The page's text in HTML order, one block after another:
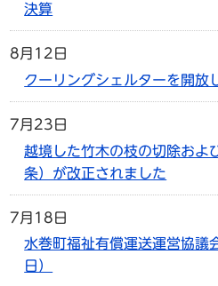
決算
8月12日
クーリングシェルターを開放
7月23日
越境した竹木の枝の切除およ
条）が改正されました
7月18日
水巻町福祉有償運送運営協
日）